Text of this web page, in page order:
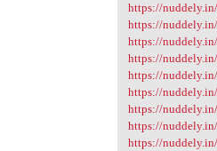
https://
https://
https://
https://
https://
https://
https://
https://
https://